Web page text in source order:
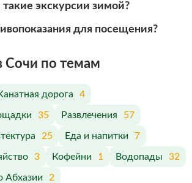
такие экскурсии зимой?
для посещения?
Сочи по темам
дорога 4
35 Развлечения 57
25 Еда и напитки 7
3 Кофейни 1 Водопады 32
Абхазии 2